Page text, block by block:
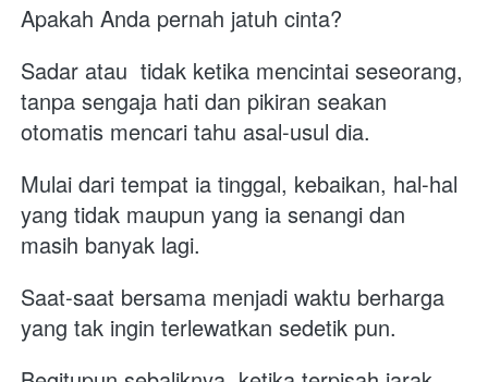
Apakah Anda pernah jatuh cinta?
Sadar atau  tidak ketika mencintai seseorang,
tanpa sengaja hati dan pikiran seakan
otomatis mencari tahu asal-usul dia.
Mulai dari tempat ia tinggal, kebaikan, hal-hal
yang tidak maupun yang ia senangi dan
masih banyak lagi.
Saat-saat bersama menjadi waktu berharga
yang tak ingin terlewatkan sedetik pun.